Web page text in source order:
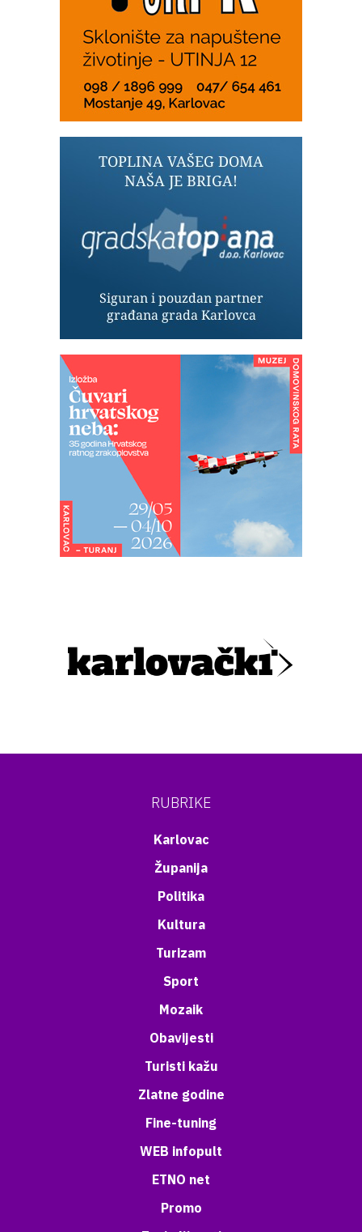
RUBRIKE
Karlovac
Županija
Politika
Kultura
Turizam
Sport
Mozaik
Obavijesti
Turisti kažu
Zlatne godine
Fine-tuning
WEB infopult
ETNO net
Promo